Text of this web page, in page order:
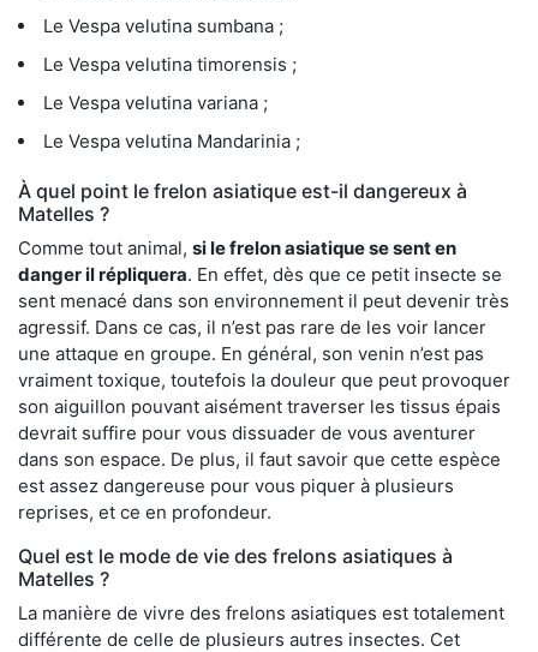
Le Vespa velutina sumbana ;
Le Vespa velutina timorensis ;
Le Vespa velutina variana ;
Le Vespa velutina Mandarinia ;
À quel point le frelon asiatique est-il dangereux à
Matelles ?
Comme tout animal, si le frelon asiatique se sent en
danger il répliquera. En effet, dès que ce petit insecte se
sent menacé dans son environnement il peut devenir très
agressif. Dans ce cas, il n’est pas rare de les voir lancer
une attaque en groupe. En général, son venin n’est pas
vraiment toxique, toutefois la douleur que peut provoquer
son aiguillon pouvant aisément traverser les tissus épais
devrait suffire pour vous dissuader de vous aventurer
dans son espace. De plus, il faut savoir que cette espèce
est assez dangereuse pour vous piquer à plusieurs
reprises, et ce en profondeur.
Quel est le mode de vie des frelons asiatiques à
Matelles ?
La manière de vivre des frelons asiatiques est totalement
différente de celle de plusieurs autres insectes. Cet